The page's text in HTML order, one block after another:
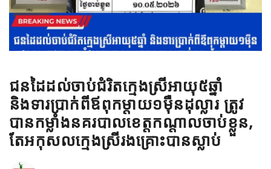
ជនដៃដល់ចាប់ជំរិតក្មេងស្រីអាយុ៥ឆ្នាំ
និងទារប្រាក់ពីឪពុកម្តាយ១ម៉ឺនដុល្លារ ត្រូវ
បានកម្លាំងនគរបាលខេត្តកណ្តាលចាប់ខ្លួន,
តែអកុសលក្មេងស្រីរងគ្រោះបានស្លាប់